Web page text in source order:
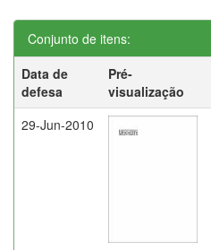
Conjunto de itens:
Data de
defesa
Pré-
visualização
29-Jun-2010